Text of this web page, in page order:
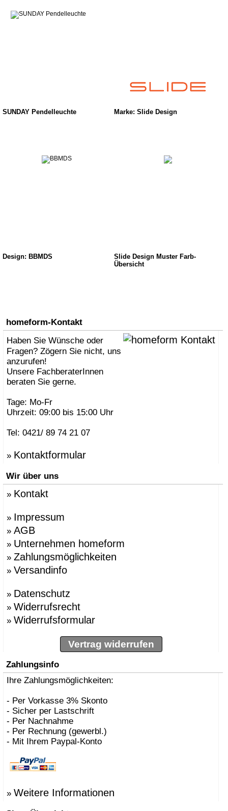
SUNDAY Pendelleuchte Marke: Slide Design
Design: BBMDS
Slide Design Muster Farb-
Übersicht
homeform-Kontakt
Haben Sie Wünsche oder
Fragen? Zögern Sie nicht, uns
anzurufen!
Unsere FachberaterInnen
beraten Sie gerne.
Tage: Mo-Fr
Uhrzeit: 09:00 bis 15:00 Uhr
Tel: 0421/ 89 74 21 07
» Kontaktformular
Wir über uns
» Kontakt
» Impressum
» AGB
» Unternehmen homeform
» Zahlungsmöglichkeiten
» Versandinfo
» Datenschutz
» Widerrufsrecht
» Widerrufsformular
Vertrag widerrufen
Zahlungsinfo
Ihre Zahlungsmöglichkeiten:
- Per Vorkasse 3% Skonto
- Sicher per Lastschrift
- Per Nachnahme
- Per Rechnung (gewerbl.)
- Mit Ihrem Paypal-Konto
» Weitere Informationen